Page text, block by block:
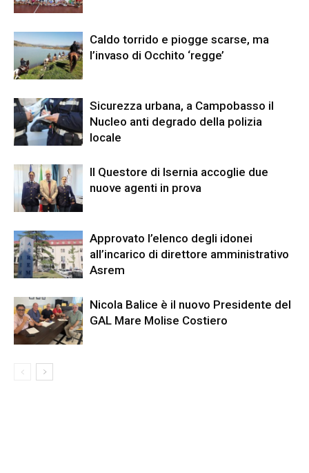
Caldo torrido e piogge scarse, ma
l’invaso di Occhito ‘regge’
Sicurezza urbana, a Campobasso il
Nucleo anti degrado della polizia
locale
Il Questore di Isernia accoglie due
nuove agenti in prova
Approvato l’elenco degli idonei
all’incarico di direttore amministrativo
Asrem
Nicola Balice è il nuovo Presidente del
GAL Mare Molise Costiero